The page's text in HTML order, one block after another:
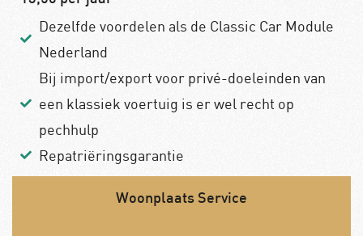
Woonplaats Service
Dezelfde voordelen als de Classic Car Module
Nederland
Bij import/export voor privé-doeleinden van
een klassiek voertuig is er wel recht op
pechhulp
Repatriëringsgarantie